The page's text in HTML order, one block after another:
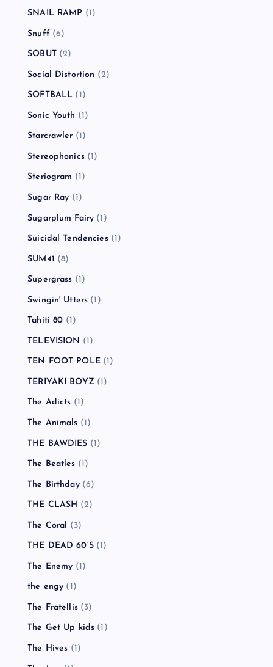
SNAIL RAMP (1)
Snuff (6)
SOBUT(2)
Social Distortion (2)
SOFTBALL (1)
Sonic Youth (1)
Starcrawler (1)
Stereophonics(1)
Steriogram (1)
Sugar Ray (1)
Sugarplum Fairy (1)
Suicidal Tendencies(1)
SUM41 (8)
Supergrass (1)
Swingin' Utters (1)
Tahiti 80 (1)
TELEVISION (1)
TEN FOOT POLE(1)
TERIYAKI BOYZ(1)
The Adicts (1)
The Animals (1)
THE BAWDIES (1)
The Beatles (1)
The Birthday(6)
THE CLASH (2)
The Coral (3)
THE DEAD 60’S(1)
The Enemy (1)
the engy (1)
The Fratellis(3)
The Get Up kids (1)
The Hives (1)